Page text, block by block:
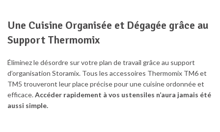
Une Cuisine Organisée et Dégagée grâce au
Support Thermomix
Éliminez le désordre sur votre plan de travail grâce au support
d’organisation Storamix. Tous les accessoires Thermomix TM6 et
TM5 trouveront leur place précise pour une cuisine ordonnée et
efficace.Accéder rapidement à vos ustensiles n’aura jamais été
aussi simple.